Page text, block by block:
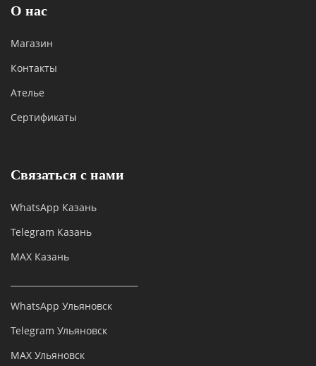
О нас
Магазин
Контакты
Ателье
Сертификаты
Связаться с нами
WhatsApp Казань
Telegram Казань
MAX Казань
WhatsApp Ульяновск
Telegram Ульяновск
MAX Ульяновск